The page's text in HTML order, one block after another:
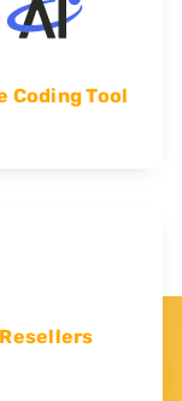
Coding Tool
Resellers